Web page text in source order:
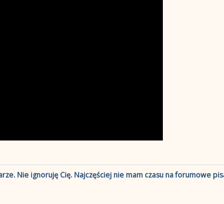
Nie ignoruję Cię. Najczęściej nie mam czasu na forumowe